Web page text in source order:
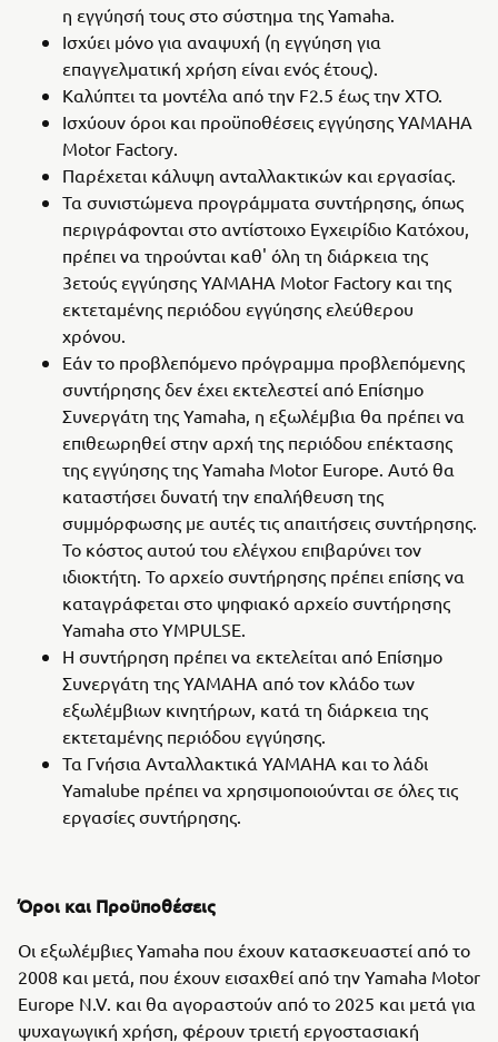
η εγγύησή τους στο σύστημα της Yamaha.
Ισχύει μόνο για αναψυχή (η εγγύηση για
επαγγελματική χρήση είναι ενός έτους).
Καλύπτει τα μοντέλα από την F2.5 έως την XTO.
Ισχύουν όροι και προϋποθέσεις εγγύησης YAMAHA
Motor Factory.
Παρέχεται κάλυψη ανταλλακτικών και εργασίας.
Τα συνιστώμενα προγράμματα συντήρησης, όπως
περιγράφονται στο αντίστοιχο Εγχειρίδιο Κατόχου,
πρέπει να τηρούνται καθ' όλη τη διάρκεια της
3ετούς εγγύησης YAMAHA Motor Factory και της
εκτεταμένης περιόδου εγγύησης ελεύθερου
χρόνου.
Εάν το προβλεπόμενο πρόγραμμα προβλεπόμενης
συντήρησης δεν έχει εκτελεστεί από Επίσημο
Συνεργάτη της Yamaha, η εξωλέμβια θα πρέπει να
επιθεωρηθεί στην αρχή της περιόδου επέκτασης
της εγγύησης της Yamaha Motor Europe. Αυτό θα
καταστήσει δυνατή την επαλήθευση της
συμμόρφωσης με αυτές τις απαιτήσεις συντήρησης.
Το κόστος αυτού του ελέγχου επιβαρύνει τον
ιδιοκτήτη. Το αρχείο συντήρησης πρέπει επίσης να
καταγράφεται στο ψηφιακό αρχείο συντήρησης
Yamaha στο YMPULSE.
Η συντήρηση πρέπει να εκτελείται από Επίσημο
Συνεργάτη της YAMAHA από τον κλάδο των
εξωλέμβιων κινητήρων, κατά τη διάρκεια της
εκτεταμένης περιόδου εγγύησης.
Τα Γνήσια Ανταλλακτικά YAMAHA και το λάδι
Yamalube πρέπει να χρησιμοποιούνται σε όλες τις
εργασίες συντήρησης.
Όροι και Προϋποθέσεις
Οι εξωλέμβιες Yamaha που έχουν κατασκευαστεί από το
2008 και μετά, που έχουν εισαχθεί από την Yamaha Motor
Europe N.V. και θα αγοραστούν από το 2025 και μετά για
ψυχαγωγική χρήση, φέρουν τριετή εργοστασιακή